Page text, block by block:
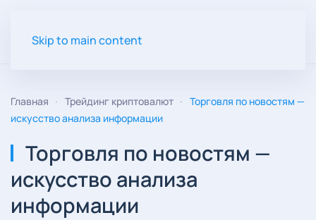
Skip to main content
Главная Трейдинг криптовалют
Торговля по новостям —
искусство анализа информации
Торговля по новостям —
искусство анализа
информации